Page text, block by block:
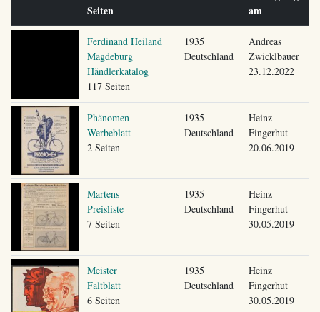
Seiten
am
Ferdinand Heiland
Magdeburg
Händlerkatalog
117 Seiten
1935
Deutschland
Andreas
Zwicklbauer
23.12.2022
Phänomen
Werbeblatt
2 Seiten
1935
Deutschland
Heinz
Fingerhut
20.06.2019
Martens
Preisliste
7 Seiten
1935
Deutschland
Heinz
Fingerhut
30.05.2019
Meister
Faltblatt
6 Seiten
1935
Deutschland
Heinz
Fingerhut
30.05.2019